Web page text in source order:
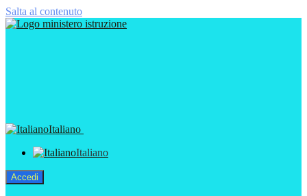
Salta al contenuto
Italiano
Italiano
Accedi